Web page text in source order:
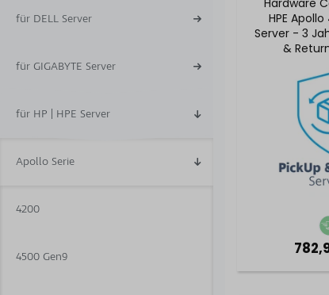
für DELL Server
für GIGABYTE Server
für HP | HPE Server
Apollo Serie
4200
4500 Gen9
Hardware
HPE
Server - 3
&